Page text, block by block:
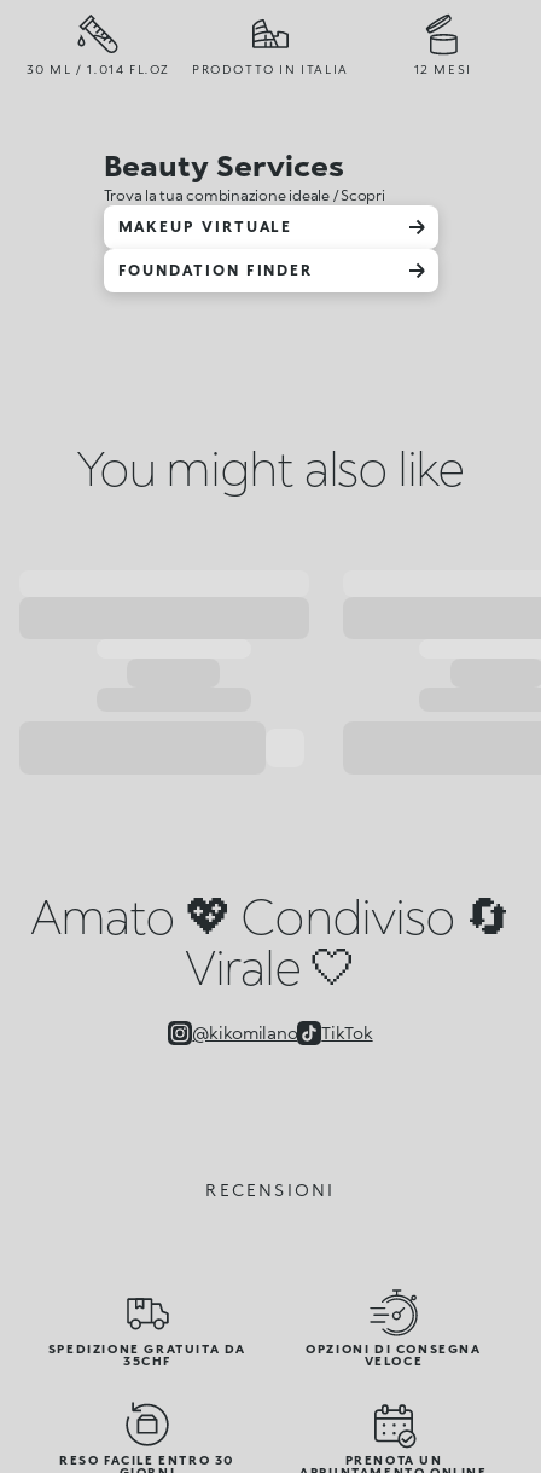
30 ML / 1.014 FL.OZ PRODOTTO IN ITALIA 12 MESI
Beauty Services
Trova la tua combinazione ideale / Scopri
MAKEUP VIRTUALE
FOUNDATION FINDER
You might also like
Amato 💖 Condiviso 🔄
Virale 🤍
@kikomilano TikTok
RECENSIONI
SPEDIZIONE GRATUITA DA
35CHF
OPZIONI DI CONSEGNA
VELOCE
RESO FACILE ENTRO 30
PRENOTA UN